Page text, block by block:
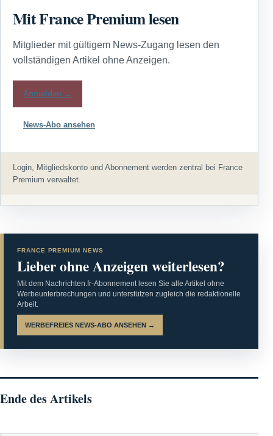
Mit France Premium lesen
Mitglieder mit gültigem News-Zugang lesen den
vollständigen Artikel ohne Anzeigen.
Anmelden →
News-Abo ansehen
Login, Mitgliedskonto und Abonnement werden zentral bei France
Premium verwaltet.
FRANCE PREMIUM NEWS
Lieber ohne Anzeigen weiterlesen?
Mit dem Nachrichten.fr-Abonnement lesen Sie alle Artikel ohne
Werbeunterbrechungen und unterstützen zugleich die redaktionelle
Arbeit.
WERBEFREIES NEWS-ABO ANSEHEN →
Ende des Artikels